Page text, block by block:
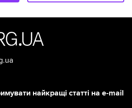
найкращі статті на e-mail